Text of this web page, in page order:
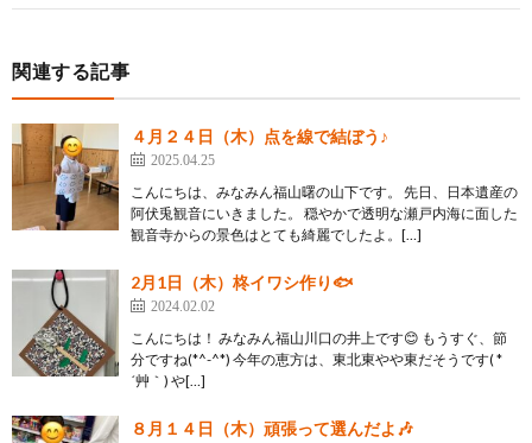
関連する記事
４月２４日（木）点を線で結ぼう♪
2025.04.25
こんにちは、みなみん福山曙の山下です。 先日、日本遺産の
阿伏兎観音にいきました。 穏やかで透明な瀬戸内海に面した
観音寺からの景色はとても綺麗でしたよ。[…]
2月1日（木）柊イワシ作り🐟
2024.02.02
こんにちは！ みなみん福山川口の井上です😊 もうすぐ、節
分ですね(*^-^*) 今年の恵方は、東北東やや東だそうです( *
´艸｀) や[…]
８月１４日（木）頑張って選んだよ🎶